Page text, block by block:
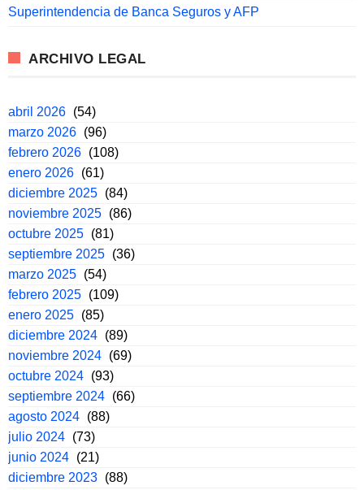
Superintendencia de Banca Seguros y AFP
ARCHIVO LEGAL
abril 2026 (54)
marzo 2026 (96)
febrero 2026 (108)
enero 2026 (61)
diciembre 2025 (84)
noviembre 2025 (86)
octubre 2025 (81)
septiembre 2025 (36)
marzo 2025 (54)
febrero 2025 (109)
enero 2025 (85)
diciembre 2024 (89)
noviembre 2024 (69)
octubre 2024 (93)
septiembre 2024 (66)
agosto 2024 (88)
julio 2024 (73)
junio 2024 (21)
diciembre 2023 (88)